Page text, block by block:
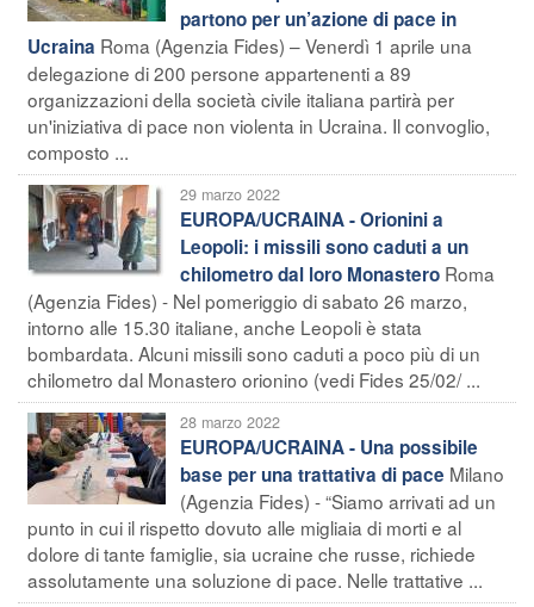
partono per un’azione di pace in
Ucraina Roma (Agenzia Fides) – Venerdì 1 aprile una
delegazione di 200 persone appartenenti a 89
organizzazioni della società civile italiana partirà per
un'iniziativa di pace non violenta in Ucraina. Il convoglio,
composto ...
29 marzo 2022
EUROPA/UCRAINA - Orionini a
Leopoli: i missili sono caduti a un
chilometro dal loro Monastero Roma
(Agenzia Fides) - Nel pomeriggio di sabato 26 marzo,
intorno alle 15.30 italiane, anche Leopoli è stata
bombardata. Alcuni missili sono caduti a poco più di un
chilometro dal Monastero orionino (vedi Fides 25/02/ ...
28 marzo 2022
EUROPA/UCRAINA - Una possibile
base per una trattativa di pace Milano
(Agenzia Fides) - “Siamo arrivati ad un
punto in cui il rispetto dovuto alle migliaia di morti e al
dolore di tante famiglie, sia ucraine che russe, richiede
assolutamente una soluzione di pace. Nelle trattative ...